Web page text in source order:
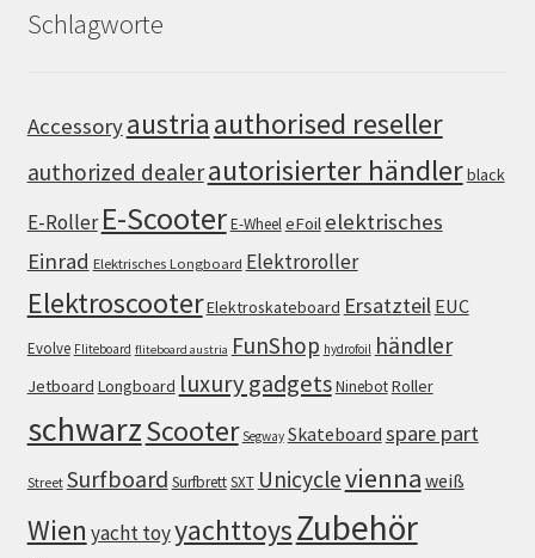
Schlagworte
Accessoryaustria authorised reseller
authorized dealerautorisierter händlerblack
E-Roller E-ScooterE-WheeleFoil elektrisches
Einrad Elektrisches Longboard Elektroroller
ElektroscooterElektroskateboard Ersatzteil EUC
Evolve Fliteboard fliteboard austria FunShop hydrofoil händler
Jetboard Longboard luxury gadgetsNinebotRoller
schwarzScooter Segway Skateboard spare part
Street Surfboard SurfbrettSXT Unicyclevienna weiß
Wien yacht toyyachttoysZubehör